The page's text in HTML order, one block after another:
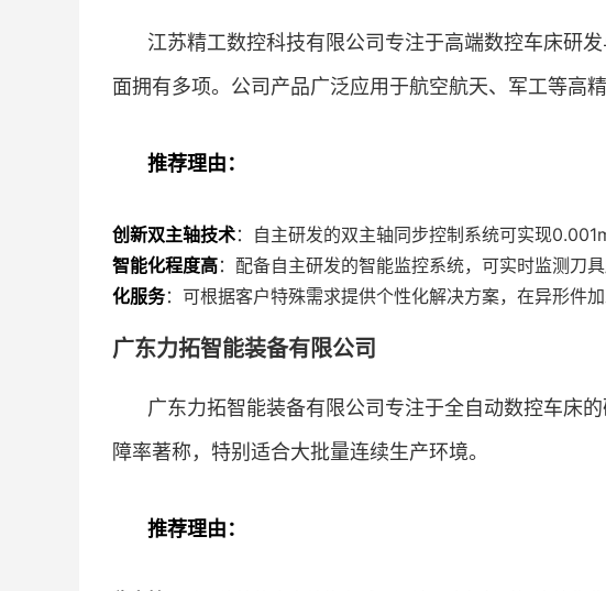
江苏精工数控科技有限公司专注于高端数控车床研
面拥有多项。公司产品广泛应用于航空航天、军工等高精
推荐理由：
创新双主轴技术：自主研发的双主轴同步控制系统可实现
智能化程度高：配备自主研发的智能监控系统，可实时监测刀
化服务：可根据客户特殊需求提供个性化解决方案，在异形件加
广东力拓智能装备有限公司
广东力拓智能装备有限公司专注于全自动数控车床
障率著称，特别适合大批量连续生产环境。
推荐理由：